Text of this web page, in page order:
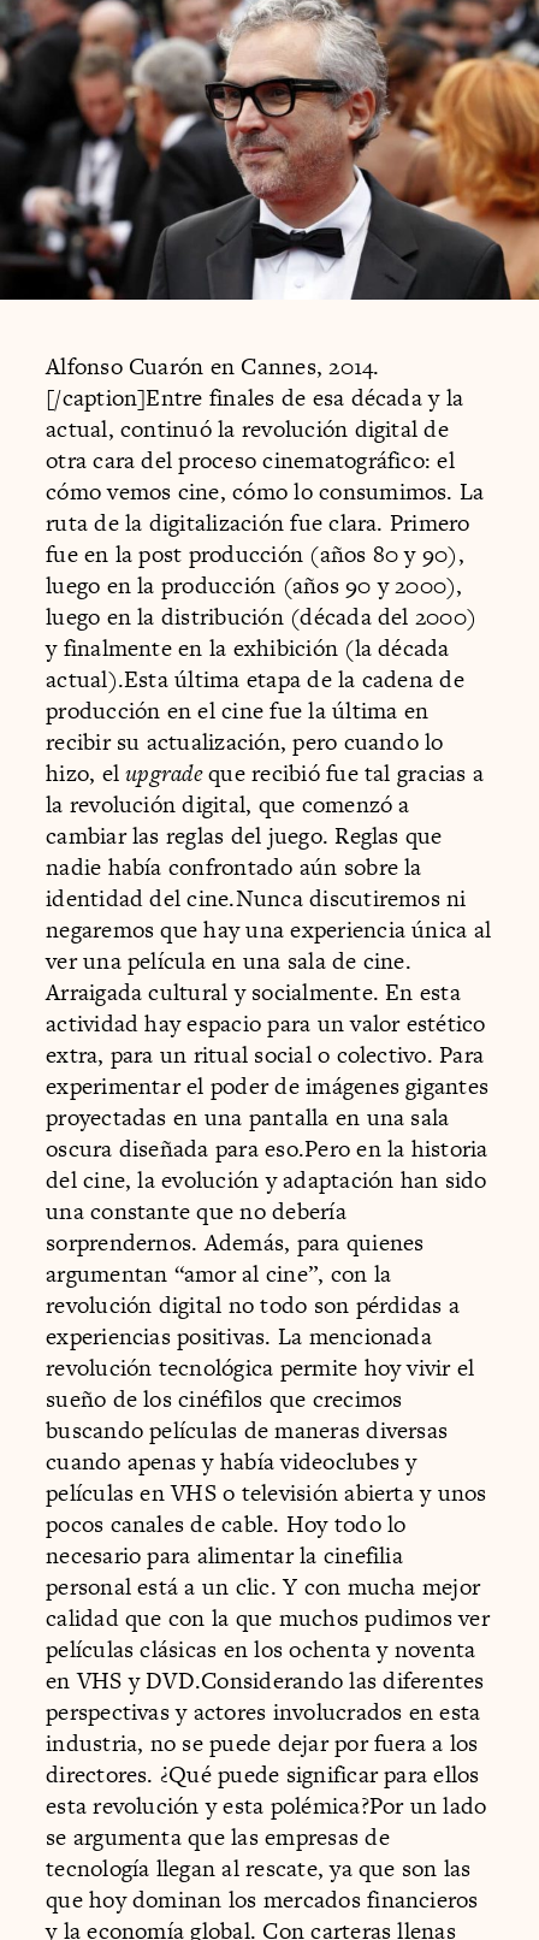
Alfonso Cuarón en Cannes, 2014.
[/caption]Entre finales de esa década y la
actual, continuó la revolución digital de
otra cara del proceso cinematográfico: el
cómo vemos cine, cómo lo consumimos. La
ruta de la digitalización fue clara. Primero
fue en la post producción (años 80 y 90),
luego en la producción (años 90 y 2000),
luego en la distribución (década del 2000)
y finalmente en la exhibición (la década
actual).Esta última etapa de la cadena de
producción en el cine fue la última en
recibir su actualización, pero cuando lo
hizo, elupgradeque recibió fue tal gracias a
la revolución digital, que comenzó a
cambiar las reglas del juego. Reglas que
nadie había confrontado aún sobre la
identidad del cine.Nunca discutiremos ni
negaremos que hay una experiencia única al
ver una película en una sala de cine.
Arraigada cultural y socialmente. En esta
actividad hay espacio para un valor estético
extra, para un ritual social o colectivo. Para
experimentar el poder de imágenes gigantes
proyectadas en una pantalla en una sala
oscura diseñada para eso.Pero en la historia
del cine, la evolución y adaptación han sido
una constante que no debería
sorprendernos. Además, para quienes
argumentan “amor al cine”, con la
revolución digital no todo son pérdidas a
experiencias positivas. La mencionada
revolución tecnológica permite hoy vivir el
sueño de los cinéfilos que crecimos
buscando películas de maneras diversas
cuando apenas y había videoclubes y
películas en VHS o televisión abierta y unos
pocos canales de cable. Hoy todo lo
necesario para alimentar la cinefilia
personal está a un clic. Y con mucha mejor
calidad que con la que muchos pudimos ver
películas clásicas en los ochenta y noventa
en VHS y DVD.Considerando las diferentes
perspectivas y actores involucrados en esta
industria, no se puede dejar por fuera a los
directores. ¿Qué puede significar para ellos
esta revolución y esta polémica?Por un lado
se argumenta que las empresas de
tecnología llegan al rescate, ya que son las
que hoy dominan los mercados financieros
y la economía global. Con carteras llenas